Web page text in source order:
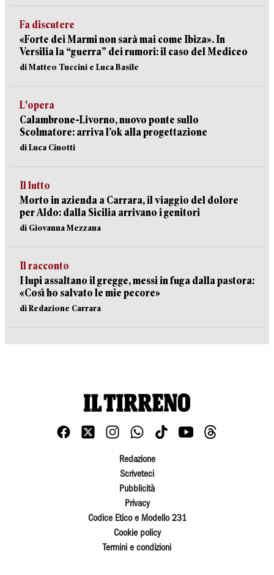
Fa discutere
«Forte dei Marmi non sarà mai come Ibiza». In
Versilia la “guerra” dei rumori: il caso del Mediceo
di Matteo Tuccini e Luca Basile
L'opera
Calambrone-Livorno, nuovo ponte sullo
Scolmatore: arriva l’ok alla progettazione
di Luca Cinotti
Il lutto
Morto in azienda a Carrara, il viaggio del dolore
per Aldo: dalla Sicilia arrivano i genitori
di Giovanna Mezzana
Il racconto
I lupi assaltano il gregge, messi in fuga dalla pastora:
«Così ho salvato le mie pecore»
di Redazione Carrara
Redazione
Scriveteci
Pubblicità
Privacy
Codice Etico e Modello 231
Cookie policy
Termini e condizioni